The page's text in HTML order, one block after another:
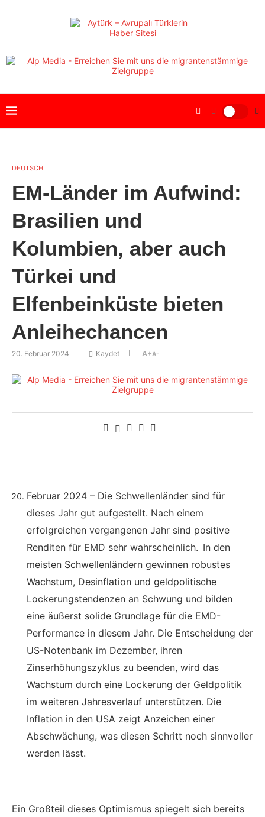
DEUTSCH
EM-Länder im Aufwind:
Brasilien und
Kolumbien, aber auch
Türkei und
Elfenbeinküste bieten
Anleihechancen
20. Februar 2024 Kaydet A+A-
Februar 2024 – Die Schwellenländer sind für
dieses Jahr gut aufgestellt. Nach einem
erfolgreichen vergangenen Jahr sind positive
Renditen für EMD sehr wahrscheinlich. In den
meisten Schwellenländern gewinnen robustes
Wachstum, Desinflation und geldpolitische
Lockerungstendenzen an Schwung und bilden
eine äußerst solide Grundlage für die EMD-
Performance in diesem Jahr. Die Entscheidung der
US-Notenbank im Dezember, ihren
Zinserhöhungszyklus zu beenden, wird das
Wachstum durch eine Lockerung der Geldpolitik
im weiteren Jahresverlauf unterstützen. Die
Inflation in den USA zeigt Anzeichen einer
Abschwächung, was diesen Schritt noch sinnvoller
werden lässt.
Ein Großteil dieses Optimismus spiegelt sich bereits